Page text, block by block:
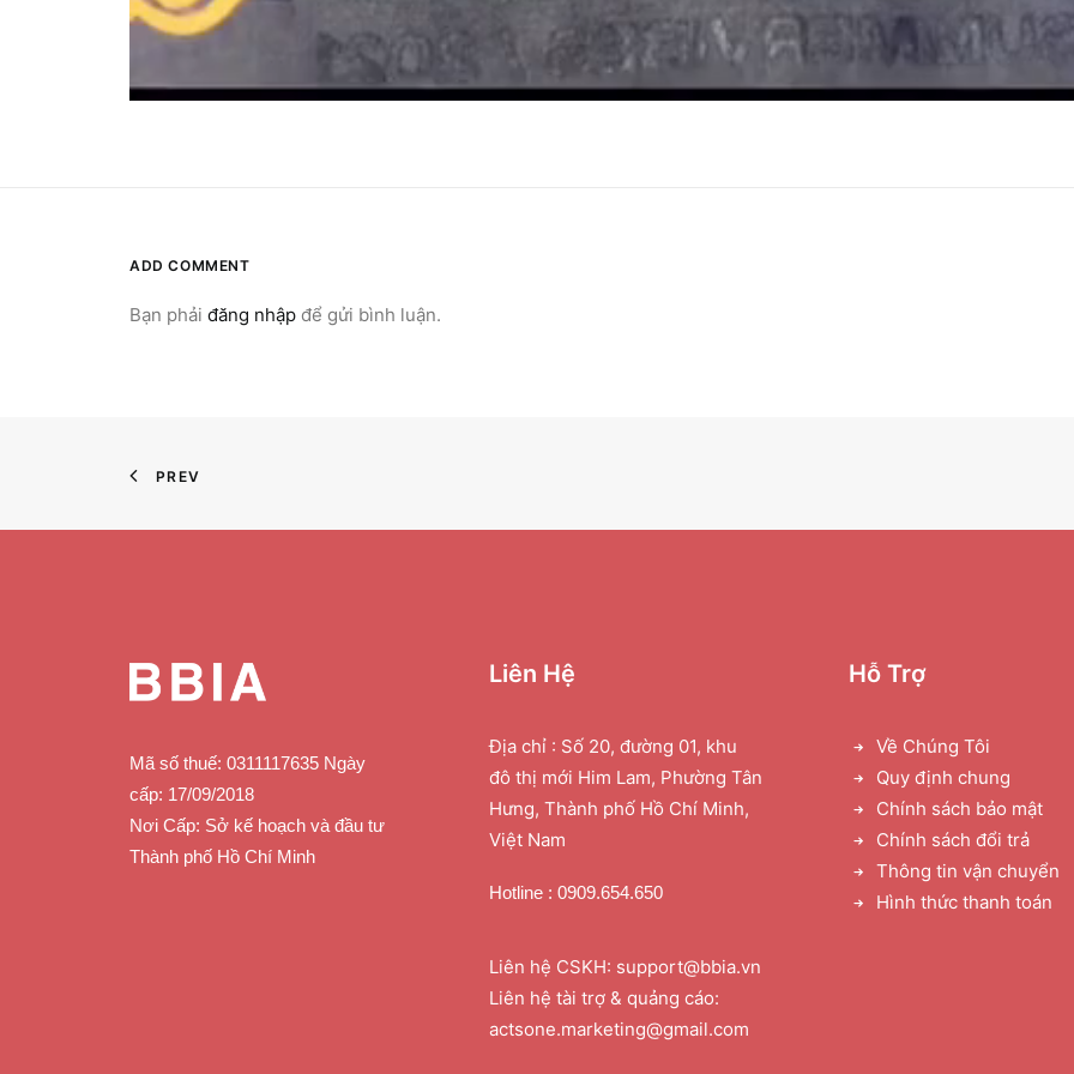
ADD COMMENT
Bạn phải đăng nhập để gửi bình luận.
PREV
Mã số thuế: 0311117635 Ngày
cấp: 17/09/2018
Nơi Cấp: Sở kế hoạch và đầu tư
Thành phố Hồ Chí Minh
Liên Hệ
Địa chỉ : Số 20, đường 01, khu
đô thị mới Him Lam, Phường Tân
Hưng, Thành phố Hồ Chí Minh,
Việt Nam
Hotline : 0909.654.650
Liên hệ CSKH: support@bbia.vn
Liên hệ tài trợ & quảng cáo:
actsone.marketing@gmail.com
Hỗ Trợ
Về Chúng Tôi
Quy định chung
Chính sách bảo mật
Chính sách đổi trả
Thông tin vận chuyển
Hình thức thanh toán